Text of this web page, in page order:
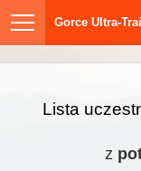
Gorce Ultra-Trail
Lista
z